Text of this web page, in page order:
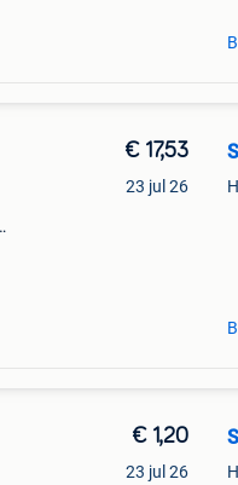
€ 17,53
23 jul 26
€ 1,20
23 jul 26